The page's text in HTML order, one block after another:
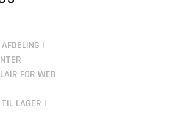
I
FOR WEB
LAGER I